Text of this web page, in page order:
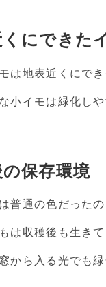
にできた
は地表近くにで
小イモは緑化し
保存環境
普通の色だった
は収穫後も生きて
から入る光でも